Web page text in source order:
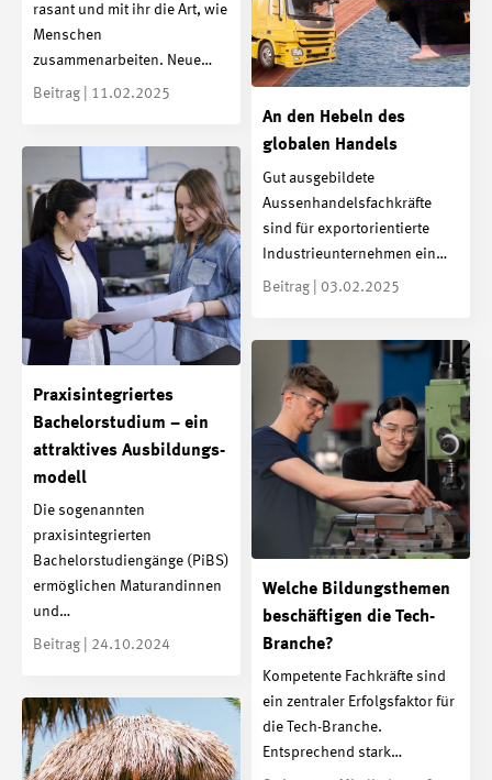
rasant und mit ihr die Art, wie
Menschen
zusammenarbeiten. Neue…
Beitrag | 11.02.2025
An den Hebeln des
globalen Handels
Gut ausgebildete
Aussenhandelsfachkräfte
sind für exportorientierte
Industrieunternehmen ein…
Beitrag | 03.02.2025
Praxis­integriertes
Bachelor­studium – ein
attraktives Ausbildungs­
modell
Die sogenannten
praxisintegrierten
Bachelorstudiengänge (PiBS)
ermöglichen Maturandinnen
und…
Beitrag | 24.10.2024
Welche Bildungsthemen
beschäftigen die Tech-
Branche?
Kompetente Fachkräfte sind
ein zentraler Erfolgsfaktor für
die Tech-Branche.
Entsprechend stark…